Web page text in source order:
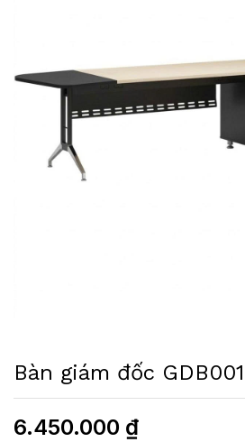
Bàn giám đốc GDB001
6.450.000 ₫